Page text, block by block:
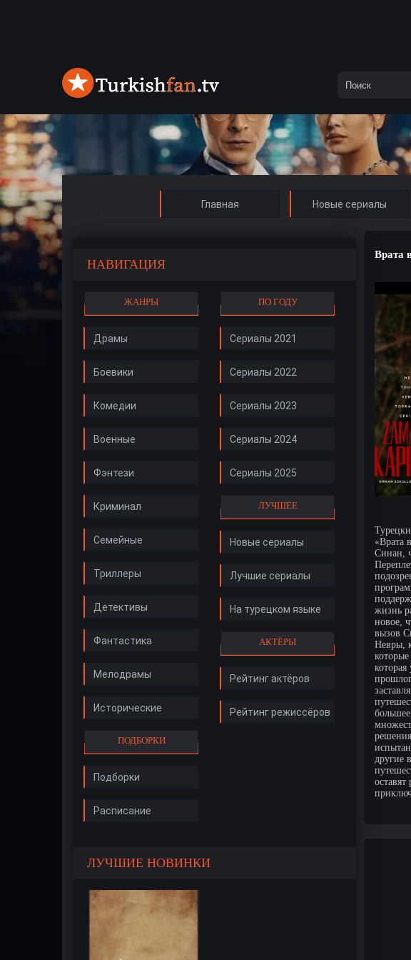
Главная Новые сериалы
НАВИГАЦИЯ
ЖАНРЫ
Драмы
Боевики
Комедии
Военные
Фэнтези
Криминал
Семейные
Триллеры
Детективы
Фантастика
Мелодрамы
Исторические
ПОДБОРКИ
Подборки
Расписание
ПО ГОДУ
Сериалы 2021
Сериалы 2022
Сериалы 2023
Сериалы 2024
Сериалы 2025
ЛУЧШЕЕ
Новые сериалы
Лучшие сериалы
На турецком языке
АКТЁРЫ
Рейтинг актёров
Рейтинг режиссёров
ЛУЧШИЕ НОВИНКИ
Врата
«Врата
Синан,
жизнь
новое,
вызов
Невры,
другие